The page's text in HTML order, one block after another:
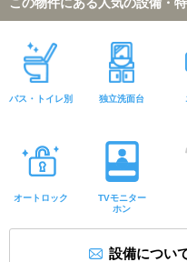
バス・トイレ別 独立洗面台
オートロック
TVモニター
ホン
設備につい